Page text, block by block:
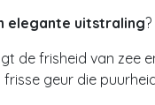
elegante uitstraling?
de frisheid van zee
geur die